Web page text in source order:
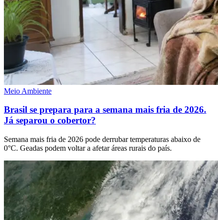
Meio Ambiente
Brasil se prepara para a semana mais fria de 2026.
Já separou o cobertor?
Semana mais fria de 2026 pode derrubar temperaturas abaixo de
0°C. Geadas podem voltar a afetar áreas rurais do país.